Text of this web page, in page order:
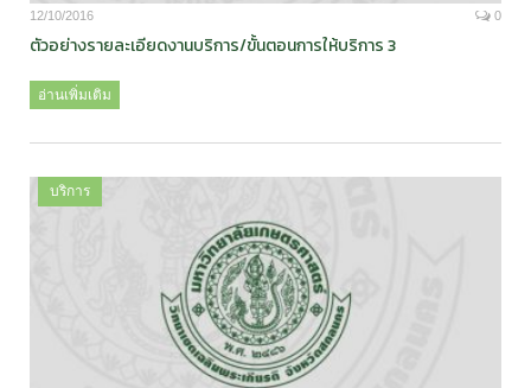
12/10/2016 0
ตัวอย่างรายละเอียดงานบริการ/ขั้นตอนการให้บริการ 3
อ่านเพิ่มเติม
บริการ